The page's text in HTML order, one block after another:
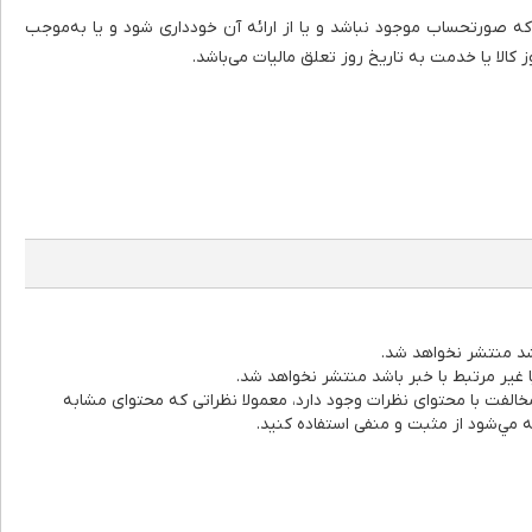
که صورتحساب موجود نباشد و یا از ارائه آن خودداری شود و یا به‌موجب
یا خدمت به تاریخ روز تعلق مالیات می‌باشد.
منتشر نخواهد شد.
غیر مرتبط با خبر باشد منتشر نخواهد شد.
با محتوای نظرات وجود دارد، معمولا نظراتی که محتوای مشابه
مي‌شود از مثبت و منفی استفاده کنید.